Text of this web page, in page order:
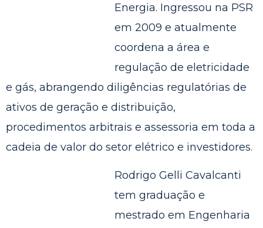
Energia. Ingressou na PSR
em 2009 e atualmente
coordena a área e
regulação de eletricidade
e gás, abrangendo diligências regulatórias de
ativos de geração e distribuição,
procedimentos arbitrais e assessoria em toda a
cadeia de valor do setor elétrico e investidores.
Rodrigo Gelli Cavalcanti
tem graduação e
mestrado em Engenharia